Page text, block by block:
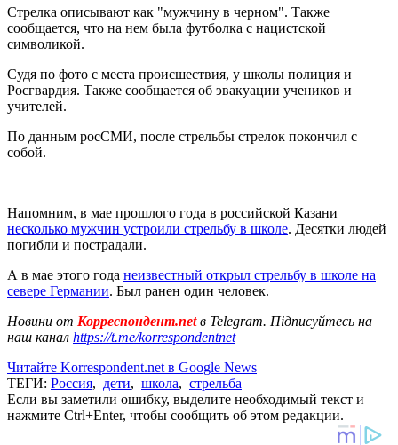
Стрелка описывают как "мужчину в черном". Также
сообщается, что на нем была футболка с нацистской
символикой.
Судя по фото с места происшествия, у школы полиция и
Росгвардия. Также сообщается об эвакуации учеников и
учителей.
По данным росСМИ, после стрельбы стрелок покончил с
собой.
Напомним, в мае прошлого года в российской Казани
несколько мужчин устроили стрельбу в школе. Десятки людей
погибли и пострадали.
А в мае этого года неизвестный открыл стрельбу в школе на
севере Германии. Был ранен один человек.
Новини от Корреспондент.netв Telegram. Підписуйтесь на
наш канал https://t.me/korrespondentnet
Читайте Korrespondent.net в Google News
ТЕГИ: Россия, дети, школа, стрельба
Если вы заметили ошибку, выделите необходимый текст и
нажмите Ctrl+Enter, чтобы сообщить об этом редакции.